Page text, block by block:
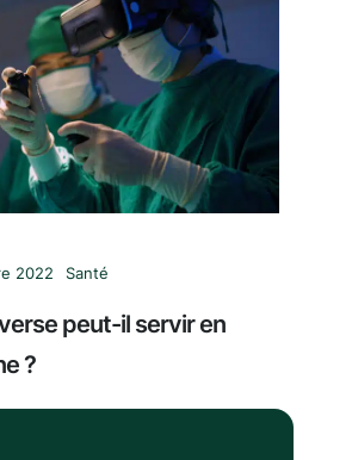
2022 Santé
peut-il servir en
?